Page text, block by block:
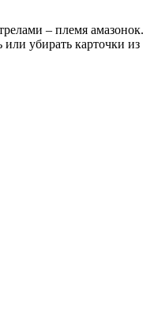
– племя амазонок.
убирать карточки из